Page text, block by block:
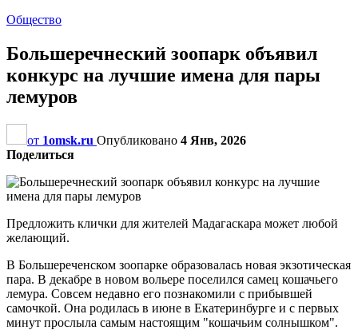
Общество
Большеречнеский зоопарк объявил
конкурс на лучшие имена для пары
лемуров
от 1omsk.ru Опубликовано 4 Янв, 2026
Поделиться
Предложить клички для жителей Мадагаскара может любой
желающий.
В Большереченском зоопарке образовалась новая экзотическая
пара. В декабре в новом вольере поселился самец кошачьего
лемура. Совсем недавно его познакомили с прибывшей
самочкой. Она родилась в июне в Екатеринбурге и с первых
минут прослыла самым настоящим "кошачьим солнышком".